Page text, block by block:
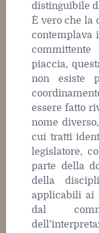
distinguibile
È vero che la
contemplava
piaccia,
non esiste
essere fatto
nome
cui tratti
legislatore,
parte della
della
applicabili ai
dal